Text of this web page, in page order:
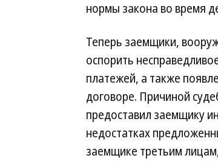
нормы закона во время
Теперь заемщики,
оспорить
платежей, а также
договоре. Причиной
предоставил заемщику
недостатках
заемщике третьим